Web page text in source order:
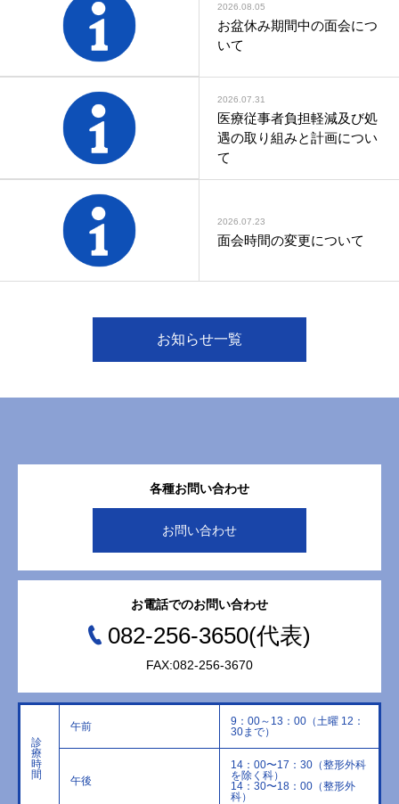
2026.08.05
お盆休み期間中の面会につ
いて
2026.07.31
医療従事者負担軽減及び処
遇の取り組みと計画につい
て
2026.07.23
面会時間の変更について
お知らせ一覧
各種お問い合わせ
お問い合わせ
お電話でのお問い合わせ
082-256-3650(代表)
FAX:082-256-3670
診
療
時
間
午前
9：00～13：00（土曜 12：
30まで）
午後
14：00〜17：30（整形外科
を除く科）
14：30〜18：00（整形外
科）